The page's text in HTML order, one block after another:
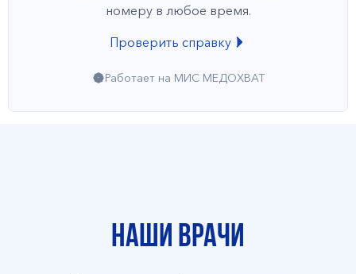
номеру в любое время.
Проверить справку
Работает на МИС МЕДОХВАТ
Наши врачи